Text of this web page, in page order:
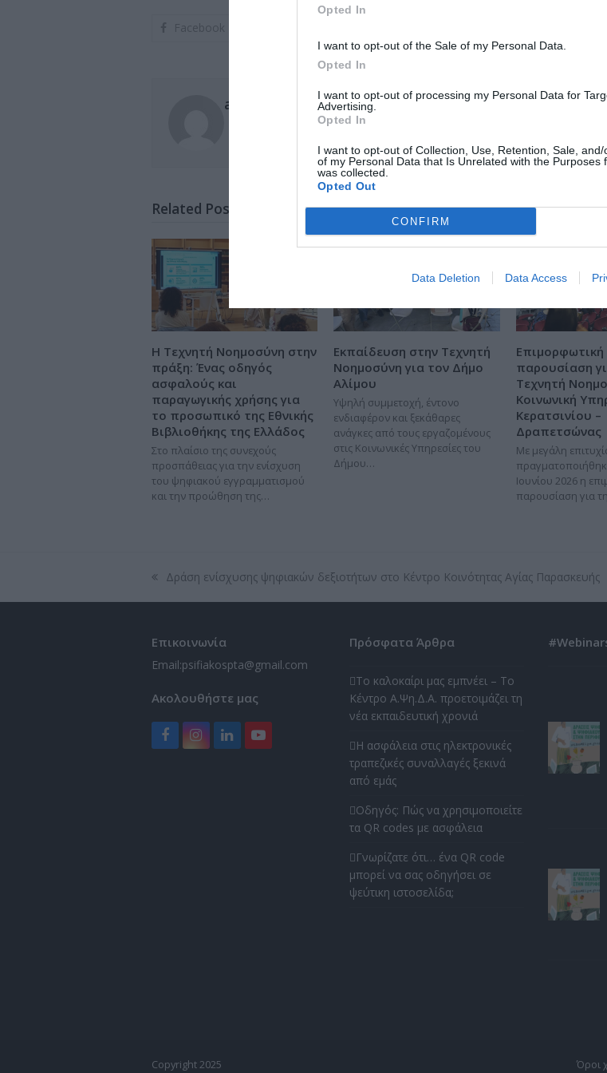
Opted In
I want to opt-out of the Sale of my Personal Data.
Opted In
I want to opt-out of processing my Personal Data for
Advertising.
Opted In
I want to opt-out of Collection, Use, Retention, Sale, and/
of my Personal Data that Is Unrelated with the Purposes
was collected.
Opted Out
CONFIRM
Data Deletion Data Access
Facebook
administrator
Related Posts
Η Τεχνητή Νοημοσύνη στην
πράξη: Ένας οδηγός
ασφαλούς και
παραγωγικής χρήσης για
το προσωπικό της Εθνικής
Βιβλιοθήκης της Ελλάδος
Στο πλαίσιο της συνεχούς
προσπάθειας για την ενίσχυση
του ψηφιακού εγγραμματισμού
και την προώθηση της…
Εκπαίδευση στην Τεχνητή
Νοημοσύνη για τον Δήμο
Αλίμου
Υψηλή συμμετοχή, έντονο
ενδιαφέρον και ξεκάθαρες
ανάγκες από τους εργαζομένους
στις Κοινωνικές Υπηρεσίες του
Δήμου…
Επιμορφωτική
παρουσίαση
Τεχνητή
Κοινωνική
Κερατσινίου –
Δραπετσώνας
Με μεγάλη
Ιουνίου 2026 η
παρουσίαση για
previous
post:
Δράση ενίσχυσης ψηφιακών δεξιοτήτων στο Κέντρο Κοινότητας Αγίας Παρασκευής
Επικοινωνία
Email:psifiakospta@gmail.com
Ακολουθήστε μας
Facebook
Instagram
LinkedInYouTube
Πρόσφατα Άρθρα
Το καλοκαίρι μας εμπνέει – Το
Κέντρο Α.Ψη.Δ.Α. προετοιμάζει τη
νέα εκπαιδευτική χρονιά
Η ασφάλεια στις ηλεκτρονικές
τραπεζικές συναλλαγές ξεκινά
από εμάς
Οδηγός: Πώς να χρησιμοποιείτε
τα QR codes με ασφάλεια
Γνωρίζατε ότι… ένα QR code
μπορεί να σας οδηγήσει σε
ψεύτικη ιστοσελίδα;
Copyright 2025 Όροι